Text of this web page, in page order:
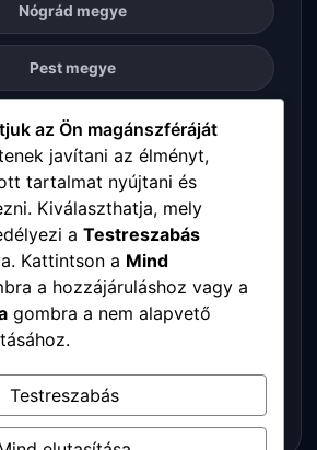
Nógrád megye
Pest megye
Somogy megye
Szatmár-Bereg megye
Tolna megye
Vas megye
Veszprém megye
az Ön magánszféráját
javítani az élményt,
tartalmat nyújtani és
Kiválaszthatja, mely
a Testreszabás
Kattintson a Mind
a hozzájáruláshoz vagy a
gombra a nem alapvető
Testreszabás